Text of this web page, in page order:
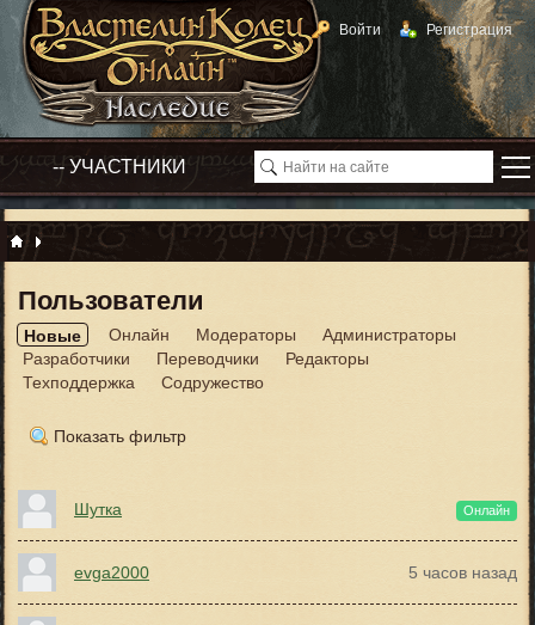
Войти Регистрация
Пользователи
Новые Онлайн Модераторы
Администраторы
Разработчики
Переводчики
Редакторы
Техподдержка
Содружество
Показать фильтр
Шутка Онлайн
evga2000 5 часов назад